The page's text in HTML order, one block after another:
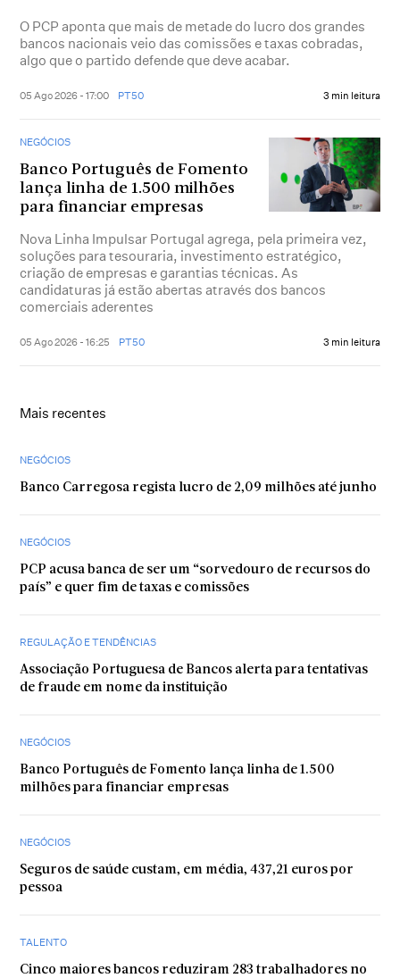
O PCP aponta que mais de metade do lucro dos grandes
bancos nacionais veio das comissões e taxas cobradas,
algo que o partido defende que deve acabar.
05 Ago 2026 - 17:00 PT50 3 min leitura
NEGÓCIOS
Banco Português de Fomento
lança linha de 1.500 milhões
para financiar empresas
Nova Linha Impulsar Portugal agrega, pela primeira vez,
soluções para tesouraria, investimento estratégico,
criação de empresas e garantias técnicas. As
candidaturas já estão abertas através dos bancos
comerciais aderentes
05 Ago 2026 - 16:25 PT50 3 min leitura
Mais recentes
NEGÓCIOS
Banco Carregosa regista lucro de 2,09 milhões até junho
NEGÓCIOS
PCP acusa banca de ser um “sorvedouro de recursos do
país” e quer fim de taxas e comissões
REGULAÇÃO E TENDÊNCIAS
Associação Portuguesa de Bancos alerta para tentativas
de fraude em nome da instituição
NEGÓCIOS
Banco Português de Fomento lança linha de 1.500
milhões para financiar empresas
NEGÓCIOS
Seguros de saúde custam, em média, 437,21 euros por
pessoa
TALENTO
Cinco maiores bancos reduziram 283 trabalhadores no